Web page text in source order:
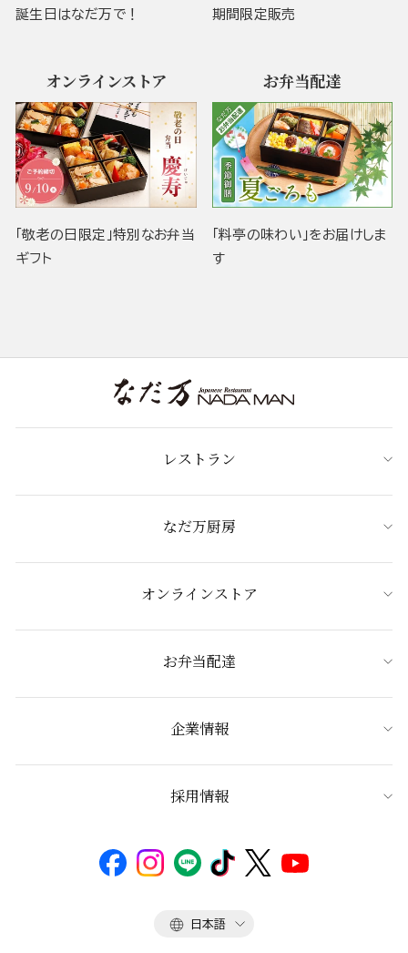
誕生日はなだ万で！ 期間限定販売
オンラインストア
「敬老の日限定」特別なお弁当
ギフト
お弁当配達
「料亭の味わい」をお届けしま
す
レストラン
なだ万厨房
オンラインストア
お弁当配達
企業情報
採用情報
言
日本語